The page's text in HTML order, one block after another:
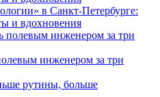
в Санкт-Петербурге:
и вдохновения
инженером за три